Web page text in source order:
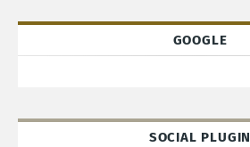
GOOGLE
SOCIAL PLUGIN